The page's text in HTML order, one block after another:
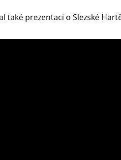
také prezentaci o Slezské